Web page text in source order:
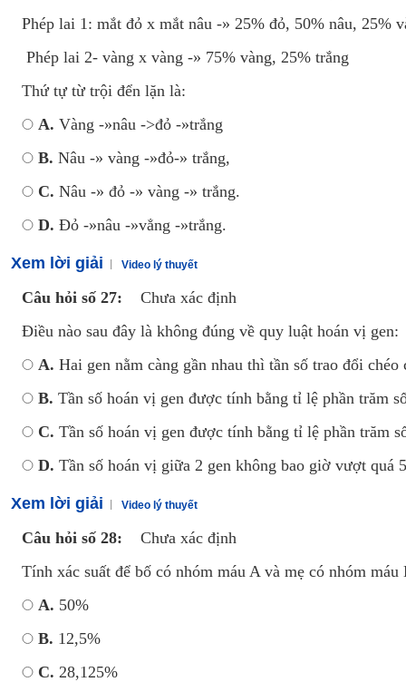
Phép lai 1: mắt đỏ x mắt nâu -» 25% đỏ, 50% nâu, 25%
Phép lai 2- vàng x vàng -» 75% vàng, 25% trắng
Thứ tự từ trội đển lặn là:
A. Vàng -»nâu ->đỏ -»trắng
B. Nâu -» vàng -»đỏ-» trắng,
C. Nâu -» đỏ -» vàng -» trắng.
D. Đỏ -»nâu -»vẳng -»trắng.
Xem lời giải Video lý thuyết
Câu hỏi số 27:
Chưa xác định
Điều nào sau đây là không đúng về quy luật hoán vị gen:
A. Hai gen nằm càng gần nhau thì tần số trao đổi chéo
B. Tần số hoán vị gen được tính bằng tỉ lệ phần trăm
C. Tần số hoán vị gen được tính bằng tỉ lệ phần trăm
D. Tần số hoán vị giữa 2 gen không bao giờ vượt quá
Xem lời giải Video lý thuyết
Câu hỏi số 28:
Chưa xác định
Tính xác suất để bố có nhóm máu A và mẹ có nhóm
A. 50%
B. 12,5%
C. 28,125%